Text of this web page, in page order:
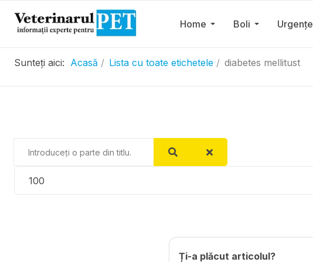
Home Boli Urgențe
Sunteți aici: Acasă Lista cu toate etichetele diabetes mellitust
Ți-a plăcut articolul?